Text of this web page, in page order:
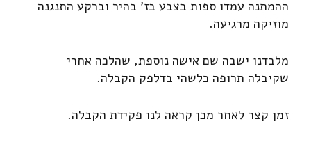
ההמתנה עמדו ספות בצבע בז' בהיר וברקע התנגנה
מוזיקה מרגיעה.
מלבדנו ישבה שם אישה נוספת, שהלכה אחרי
שקיבלה תרופה כלשהי בדלפק הקבלה.
זמן קצר לאחר מכן קראה לנו פקידת הקבלה.